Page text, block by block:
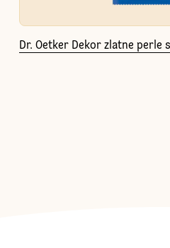
Dr. Oetker Dekor zlatne perle